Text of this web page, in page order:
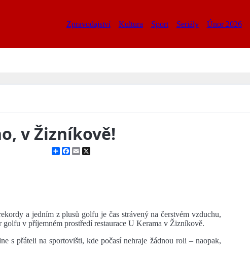
Zpravodajství Kultura Sport Seriály Únor 2026
v Žizníkově!
ShareFacebook
Email
a jedním z plusů golfu je čas strávený na čerstvém vzduchu,
v příjemném prostředí restaurace U Kerama v Žizníkově.
s přáteli na sportovišti, kde počasí nehraje žádnou roli – naopak,